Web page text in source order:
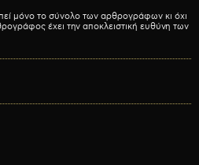
μόνο το σύνολο των αρθρογράφων κι όχι
έχει την αποκλειστική ευθύνη των